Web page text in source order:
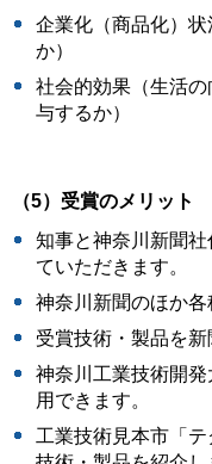
企業化（商品化）
か）
社会的効果（生活
与するか）
（5）受賞のメリット
知事と神奈川新聞
ていただきます。
神奈川新聞のほか各
受賞技術・製品を新
神奈川工業技術開
用できます。
工業技術見本市「